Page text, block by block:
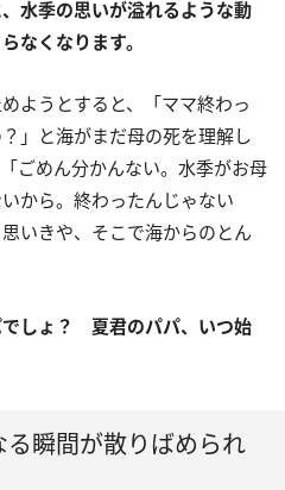
水季の思いが溢れるような動
なくなります。
ようとすると、「ママ終わっ
」と海がまだ母の死を理解し
ごめん分かんない。水季がお母
から。終わったんじゃない
いきや、そこで海からのとん
しょ？ 夏君のパパ、いつ始
瞬間が散りばめられ